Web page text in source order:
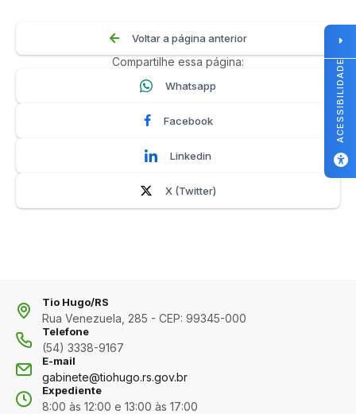
Voltar a página anterior
Compartilhe essa página:
Whatsapp
Facebook
Linkedin
X (Twitter)
Tio Hugo/RS
Rua Venezuela, 285 - CEP: 99345-000
Telefone
(54) 3338-9167
E-mail
gabinete@tiohugo.rs.gov.br
Expediente
8:00 às 12:00 e 13:00 às 17:00
ACESSIBILIDADE